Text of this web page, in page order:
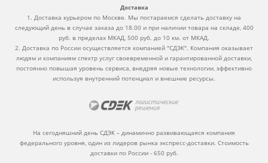
Доставка
1. Доставка курьером по Москве. Мы постараемся сделать доставку на
следующий день в случае заказа до 18.00 и при наличии товара на складе, 400
руб. в пределах МКАД, 500 руб. до 10 км. от МКАД.
2. Доставка по России осуществляется компанией "СДЭК". Компания оказывает
людям и компаниям спектр услуг своевременной и гарантированной доставки,
постоянно повышая уровень сервиса, внедряя новые технологии, эффективно
используя внутренний потенциал и внешние ресурсы.
На сегодняшний день СДЭК – динамично развивающаяся компания
федерального уровня, один из лидеров рынка экспресс-доставки. Стоимость
доставки по России - 650 руб.